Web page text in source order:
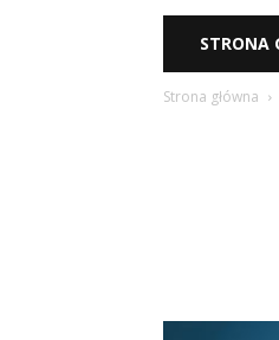
STRONA
Strona główna